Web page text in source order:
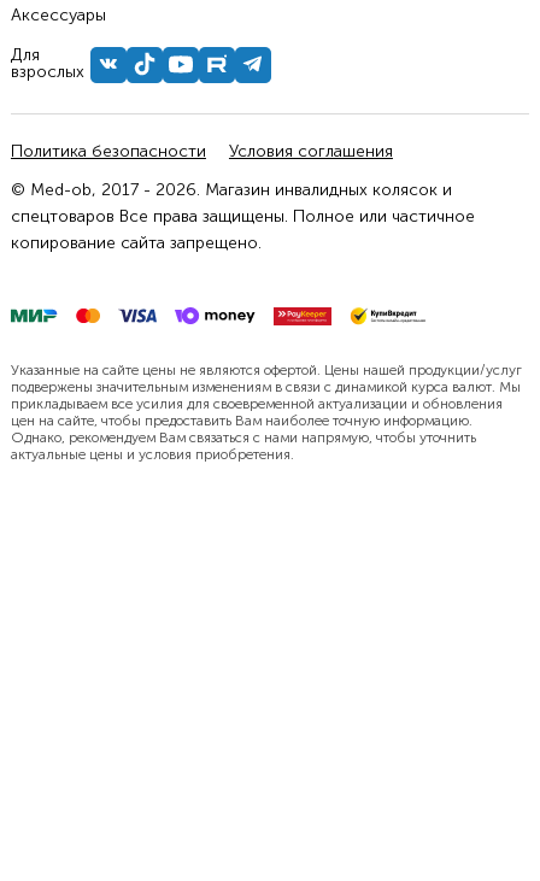
Аксессуары
Для
взрослых
Политика безопасности
Условия соглашения
© Med-ob, 2017 - 2026. Магазин инвалидных колясок и
спецтоваров Все права защищены. Полное или частичное
копирование сайта запрещено.
Указанные на сайте цены не являются офертой. Цены нашей продукции/услуг
подвержены значительным изменениям в связи с динамикой курса валют. Мы
прикладываем все усилия для своевременной актуализации и обновления
цен на сайте, чтобы предоставить Вам наиболее точную информацию.
Однако, рекомендуем Вам связаться с нами напрямую, чтобы уточнить
актуальные цены и условия приобретения.